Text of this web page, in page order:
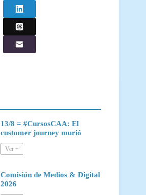
13/8 = #CursosCAA: El
customer journey murió
Comisión de Medios & Digital
2026